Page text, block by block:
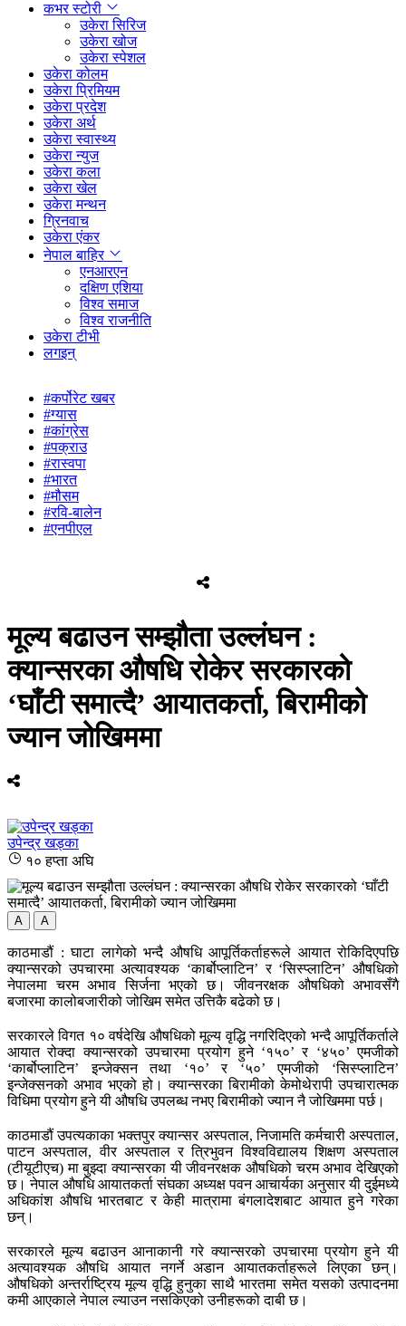
कभर स्टोरी
उकेरा सिरिज
उकेरा खोज
उकेरा स्पेशल
उकेरा कोलम
उकेरा प्रिमियम
उकेरा प्रदेश
उकेरा अर्थ
उकेरा स्वास्थ्य
उकेरा न्युज
उकेरा कला
उकेरा खेल
उकेरा मन्थन
ग्रिनवाच
उकेरा एंकर
नेपाल बाहिर
एनआरएन
दक्षिण एशिया
विश्व समाज
विश्व राजनीति
उकेरा टीभी
लगइन्
#कर्पोरेट खबर
#ग्यास
#कांग्रेस
#पक्राउ
#रास्वपा
#भारत
#मौसम
#रवि-बालेन
#एनपीएल
मूल्य बढाउन सम्झौता उल्लंघन :
क्यान्सरका औषधि रोकेर सरकारको
‘घाँटी समात्दै’ आयातकर्ता, बिरामीको
ज्यान जोखिममा
उपेन्द्र खड्का
१० हप्ता अघि
A A
काठमाडौं : घाटा लागेको भन्दै औषधि आपूर्तिकर्ताहरूले आयात रोकिदिएपछि
क्यान्सरको उपचारमा अत्यावश्यक ‘कार्बोप्लाटिन’ र ‘सिस्प्लाटिन’ औषधिको
नेपालमा चरम अभाव सिर्जना भएको छ। जीवनरक्षक औषधिको अभावसँगै
बजारमा कालोबजारीको जोखिम समेत उत्तिकै बढेको छ।
सरकारले विगत १० वर्षदेखि औषधिको मूल्य वृद्धि नगरिदिएको भन्दै आपूर्तिकर्ताले
आयात रोक्दा क्यान्सरको उपचारमा प्रयोग हुने ‘१५०’ र ‘४५०’ एमजीको
‘कार्बोप्लाटिन’ इन्जेक्सन तथा ‘१०’ र ‘५०’ एमजीको ‘सिस्प्लाटिन’
इन्जेक्सनको अभाव भएको हो। क्यान्सरका बिरामीको केमोथेरापी उपचारात्मक
विधिमा प्रयोग हुने यी औषधि उपलब्ध नभए बिरामीको ज्यान नै जोखिममा पर्छ।
काठमाडौं उपत्यकाका भक्तपुर क्यान्सर अस्पताल, निजामति कर्मचारी अस्पताल,
पाटन अस्पताल, वीर अस्पताल र त्रिभुवन विश्वविद्यालय शिक्षण अस्पताल
(टीयूटीएच) मा बुझ्दा क्यान्सरका यी जीवनरक्षक औषधिको चरम अभाव देखिएको
छ। नेपाल औषधि आयातकर्ता संघका अध्यक्ष पवन आचार्यका अनुसार यी दुईमध्ये
अधिकांश औषधि भारतबाट र केही मात्रामा बंगलादेशबाट आयात हुने गरेका
छन्।
सरकारले मूल्य बढाउन आनाकानी गरे क्यान्सरको उपचारमा प्रयोग हुने यी
अत्यावश्यक औषधि आयात नगर्ने अडान आयातकर्ताहरूले लिएका छन्।
औषधिको अन्तर्राष्ट्रिय मूल्य वृद्धि हुनुका साथै भारतमा समेत यसको उत्पादनमा
कमी आएकाले नेपाल ल्याउन नसकिएको उनीहरूको दाबी छ।